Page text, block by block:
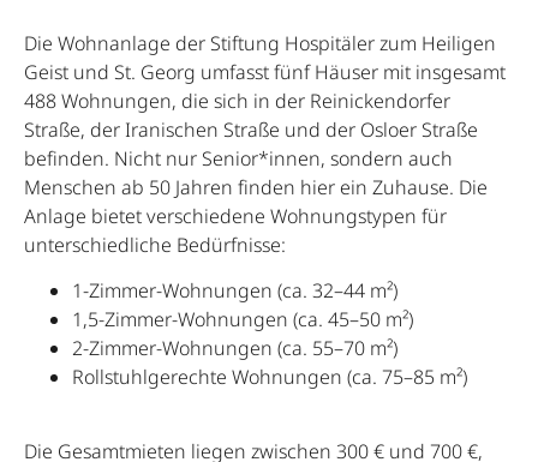
Die Wohnanlage der Stiftung Hospitäler zum Heiligen
Geist und St. Georg umfasst fünf Häuser mit insgesamt
488 Wohnungen, die sich in der Reinickendorfer
Straße, der Iranischen Straße und der Osloer Straße
befinden. Nicht nur Senior*innen, sondern auch
Menschen ab 50 Jahren finden hier ein Zuhause. Die
Anlage bietet verschiedene Wohnungstypen für
unterschiedliche Bedürfnisse:
1-Zimmer-Wohnungen (ca. 32–44 m²)
1,5-Zimmer-Wohnungen (ca. 45–50 m²)
2-Zimmer-Wohnungen (ca. 55–70 m²)
Rollstuhlgerechte Wohnungen (ca. 75–85 m²)
Die Gesamtmieten liegen zwischen 300 € und 700 €,